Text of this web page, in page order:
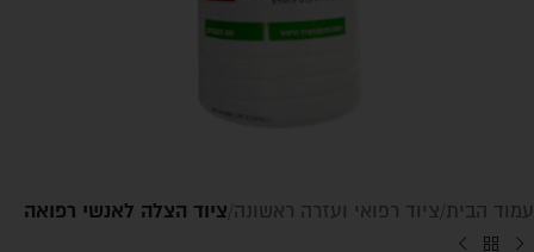
עמוד הבית ציוד רפואי ועזרה ראשונה ציוד הצלה לאנשי רפואה